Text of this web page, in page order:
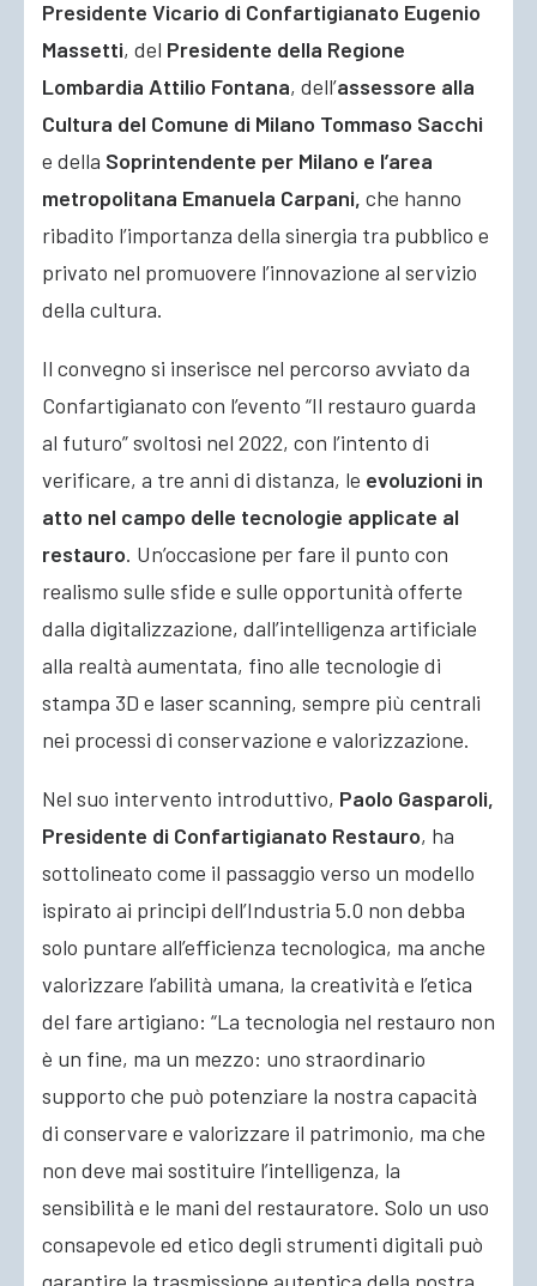
Presidente Vicario di Confartigianato Eugenio
Massetti, del Presidente della Regione
Lombardia Attilio Fontana, dell’assessore alla
Cultura del Comune di Milano Tommaso Sacchi
e della Soprintendente per Milano e l’area
metropolitana Emanuela Carpani, che hanno
ribadito l’importanza della sinergia tra pubblico e
privato nel promuovere l’innovazione al servizio
della cultura.
Il convegno si inserisce nel percorso avviato da
Confartigianato con l’evento “Il restauro guarda
al futuro” svoltosi nel 2022, con l’intento di
verificare, a tre anni di distanza, le evoluzioni in
atto nel campo delle tecnologie applicate al
restauro. Un’occasione per fare il punto con
realismo sulle sfide e sulle opportunità offerte
dalla digitalizzazione, dall’intelligenza artificiale
alla realtà aumentata, fino alle tecnologie di
stampa 3D e laser scanning, sempre più centrali
nei processi di conservazione e valorizzazione.
Nel suo intervento introduttivo, Paolo Gasparoli,
Presidente di Confartigianato Restauro, ha
sottolineato come il passaggio verso un modello
ispirato ai principi dell’Industria 5.0 non debba
solo puntare all’efficienza tecnologica, ma anche
valorizzare l’abilità umana, la creatività e l’etica
del fare artigiano: “La tecnologia nel restauro non
è un fine, ma un mezzo: uno straordinario
supporto che può potenziare la nostra capacità
di conservare e valorizzare il patrimonio, ma che
non deve mai sostituire l’intelligenza, la
sensibilità e le mani del restauratore. Solo un uso
consapevole ed etico degli strumenti digitali può
garantire la trasmissione autentica della nostra